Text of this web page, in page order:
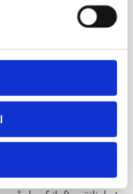
kartor och idéer.
trafik och